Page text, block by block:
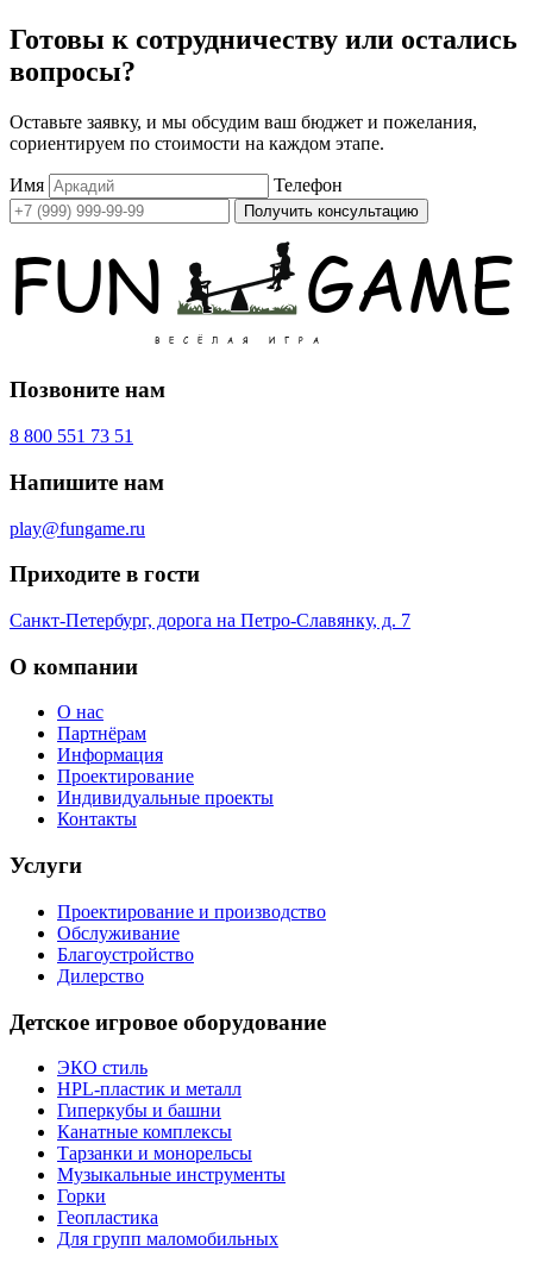
Готовы к сотрудничеству или остались
вопросы?
Оставьте заявку, и мы обсудим ваш бюджет и пожелания,
сориентируем по стоимости на каждом этапе.
Имя Телефон
Получить консультацию
Позвоните нам
8 800 551 73 51
Напишите нам
play@fungame.ru
Приходите в гости
Санкт-Петербург, дорога на Петро-Славянку, д. 7
О компании
О нас
Партнёрам
Информация
Проектирование
Индивидуальные проекты
Контакты
Услуги
Проектирование и производство
Обслуживание
Благоустройство
Дилерство
Детское игровое оборудование
ЭКО стиль
HPL-пластик и металл
Гиперкубы и башни
Канатные комплексы
Тарзанки и монорельсы
Музыкальные инструменты
Горки
Геопластика
Для групп маломобильных